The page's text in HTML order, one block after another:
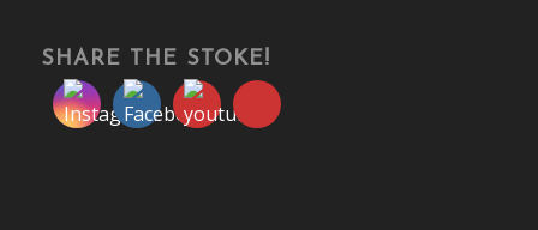
SHARE THE STOKE!